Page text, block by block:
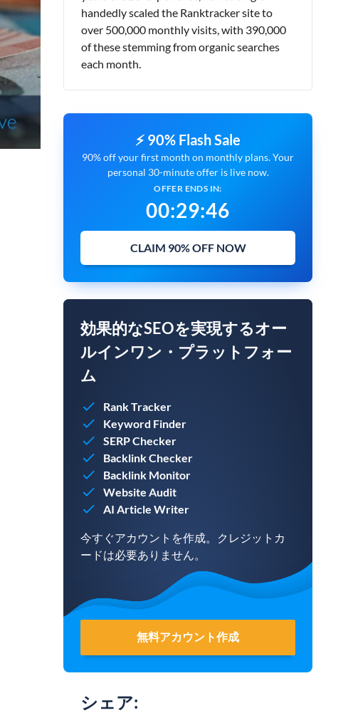
handedly scaled the Ranktracker site to
over 500,000 monthly visits, with 390,000
of these stemming from organic searches
each month.
⚡ 90% Flash Sale
90% off your first month on monthly plans. Your
personal 30-minute offer is live now.
OFFER ENDS IN:
00:29:45
CLAIM 90% OFF NOW
効果的なSEOを実現するオー
ルインワン・プラットフォー
ム
Rank Tracker
Keyword Finder
SERP Checker
Backlink Checker
Backlink Monitor
Website Audit
AI Article Writer
今すぐアカウントを作成。クレジットカ
ードは必要ありません。
無料アカウント作成
シェア: